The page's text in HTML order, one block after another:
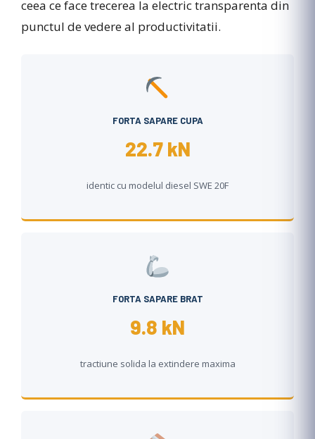
ceea ce face trecerea la electric transparenta din
punctul de vedere al productivitatii.
FORTA SAPARE CUPA
22.7 kN
identic cu modelul diesel SWE 20F
FORTA SAPARE BRAT
9.8 kN
tractiune solida la extindere maxima